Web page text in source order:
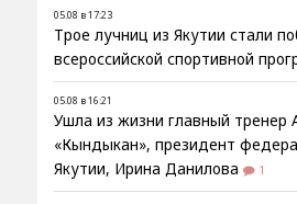
05.08 в 17:23
Трое лучниц из Якутии стали
всероссийской спортивной
05.08 в 16:21
Ушла из жизни главный тренер
«Кындыкан», президент
Якутии, Ирина Данилова
1